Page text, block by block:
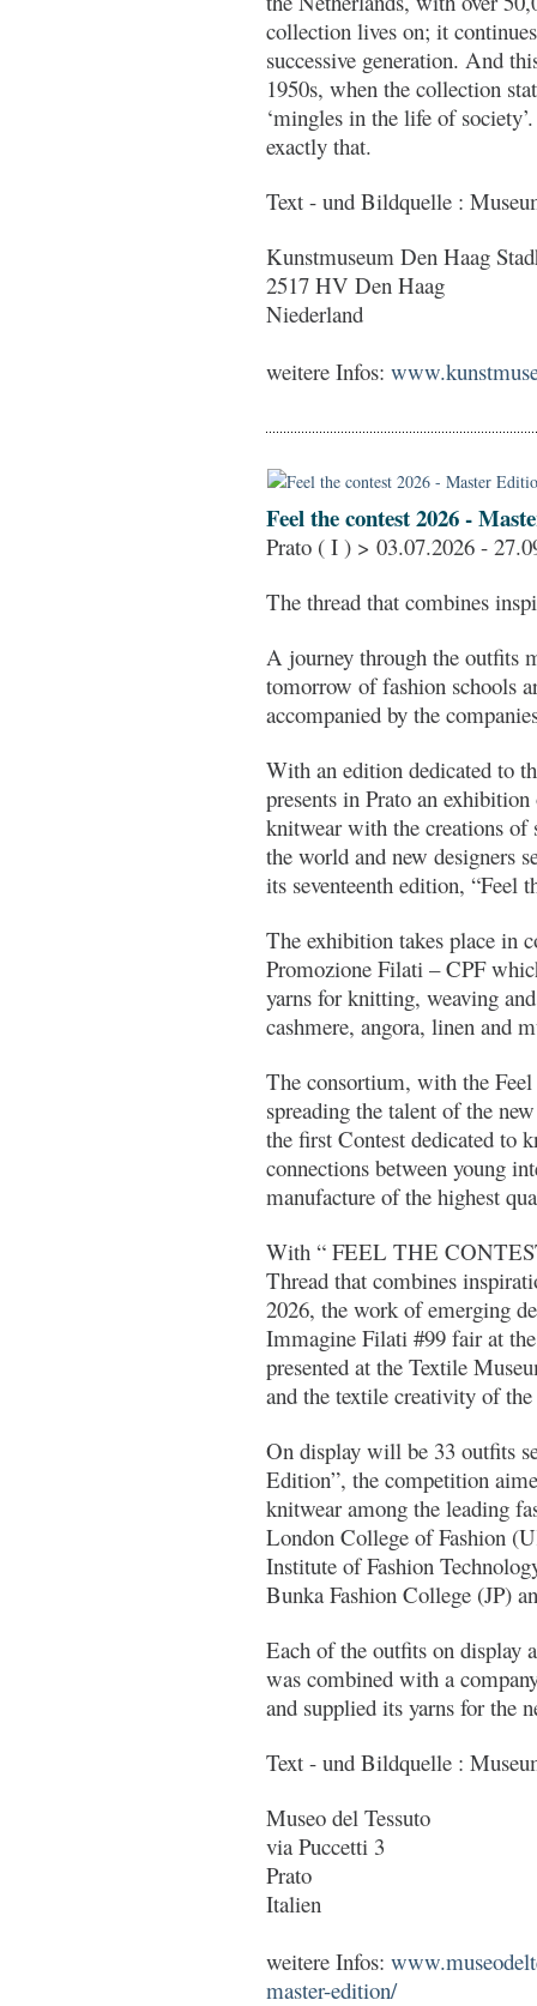
collection lives on; it
successive generation. And
1950s, when the collection
‘mingles in the life of
exactly that.
Text - und Bildquelle :
Kunstmuseum Den Haag
2517 HV Den Haag
Niederland
weitere Infos:
Feel the contest 2026 -
Prato ( I ) > 03.07.2026 -
The thread that combines
A journey through the outfits
tomorrow of fashion schools
accompanied by the
With an edition dedicated to
presents in Prato an
knitwear with the creations of
the world and new designers
its seventeenth edition, “Feel
The exhibition takes place in
Promozione Filati – CPF
yarns for knitting, weaving
cashmere, angora, linen and
The consortium, with the
spreading the talent of the
the first Contest dedicated to
connections between young
manufacture of the highest
With “ FEEL THE
Thread that combines
2026, the work of emerging
Immagine Filati #99 fair at
presented at the Textile
and the textile creativity of
On display will be 33 outfits
Edition”, the competition
knitwear among the leading
London College of Fashion
Institute of Fashion
Bunka Fashion College (JP)
Each of the outfits on display
was combined with a
and supplied its yarns for the
Text - und Bildquelle :
Museo del Tessuto
via Puccetti 3
Prato
Italien
weitere Infos:
master-edition/